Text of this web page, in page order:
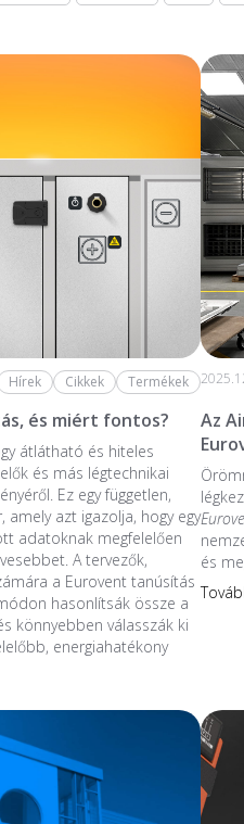
Hírek Cikkek Termékek
és miért fontos?
átlátható és hiteles
és más légtechnikai
Ez egy független,
azt igazolja, hogy egy
adatoknak megfelelően
A tervezők,
a Eurovent tanúsítás
hasonlítsák össze a
könnyebben válasszák ki
energiahatékony
Az
és